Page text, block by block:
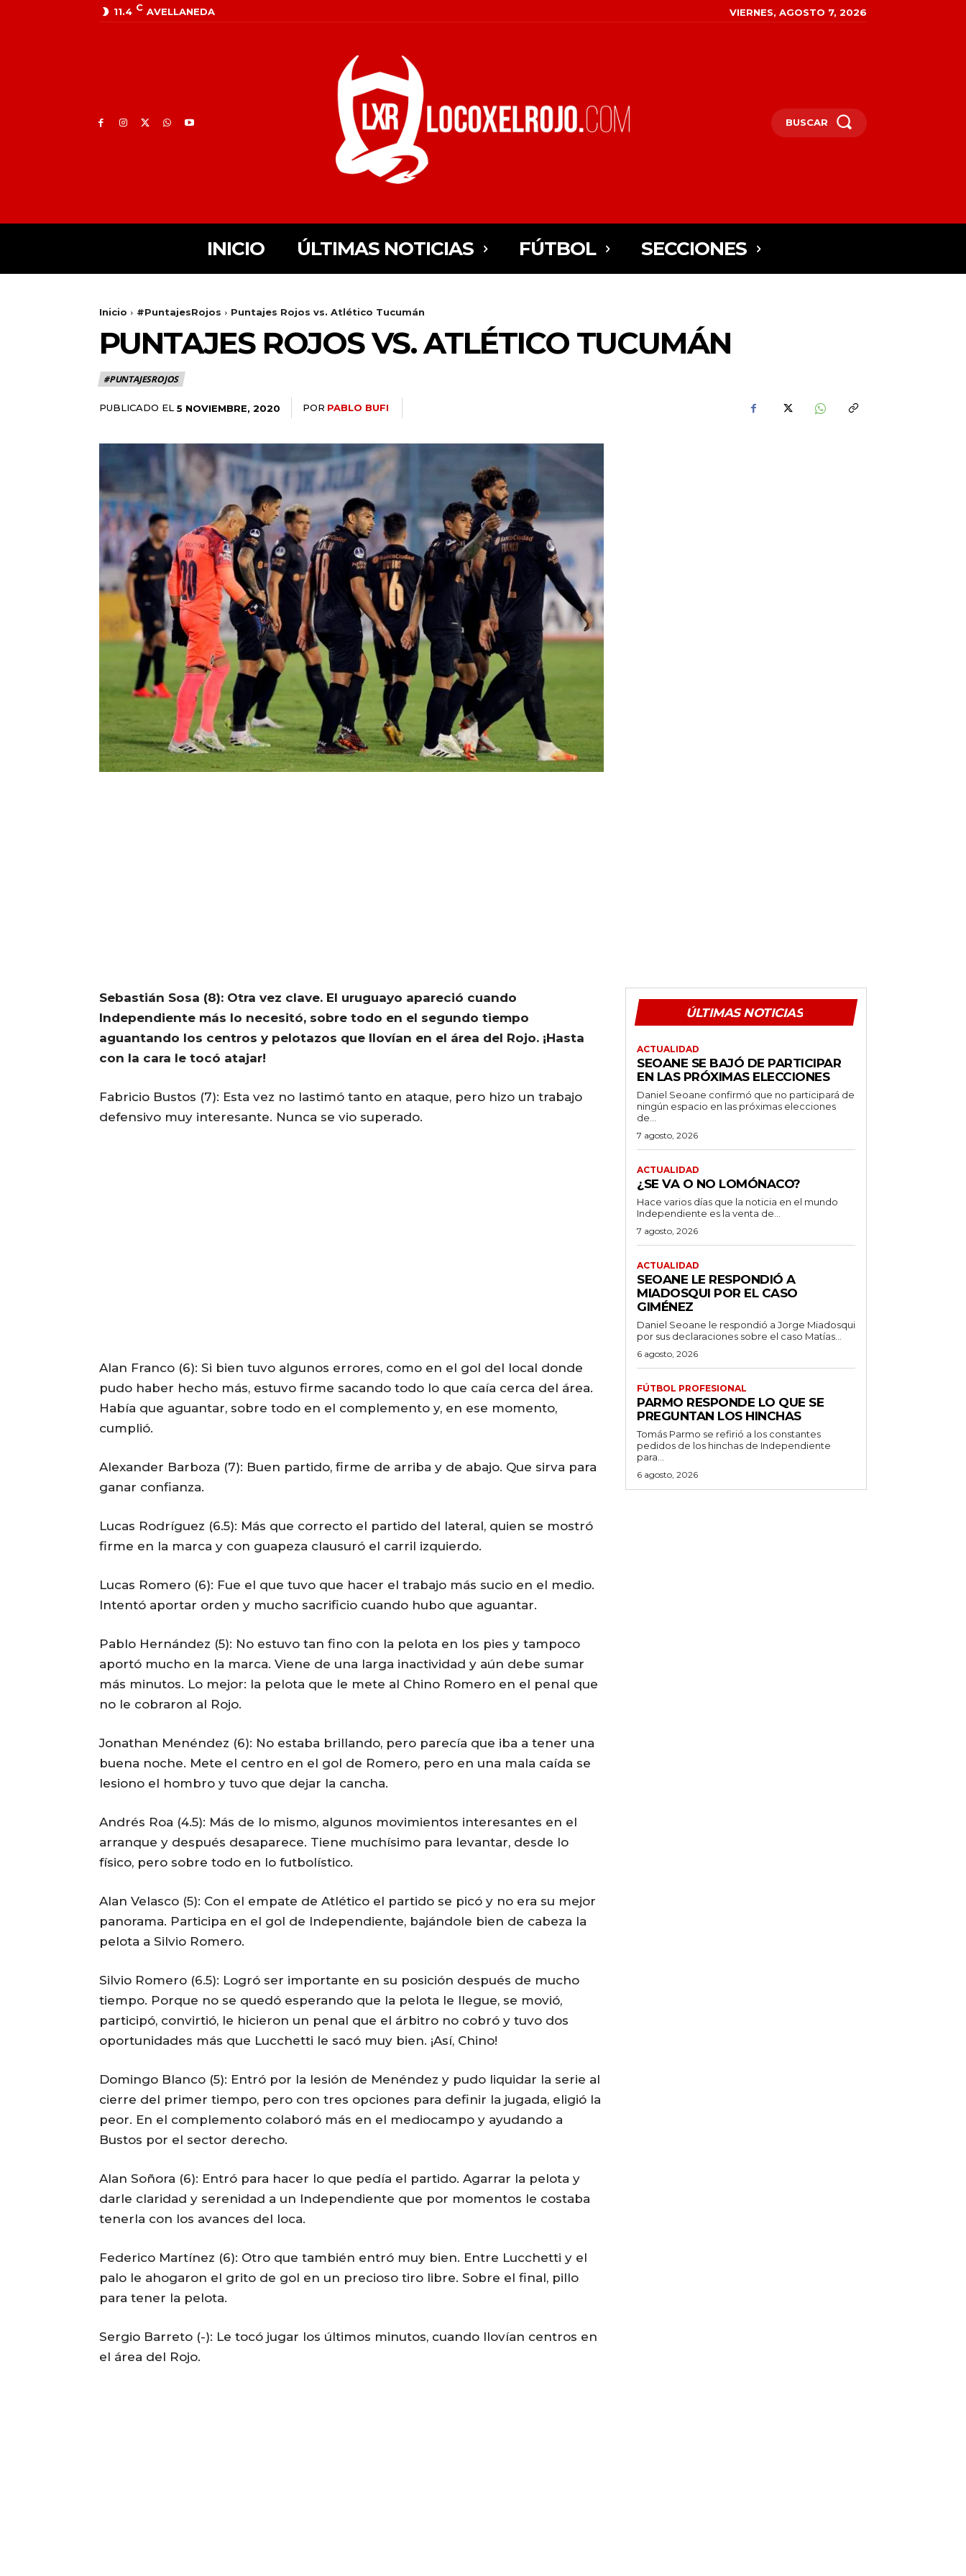
11.4 C AVELLANEDA VIERNES, AGOSTO 7, 2026
BUSCAR
INICIO ÚLTIMAS NOTICIAS FÚTBOL SECCIONES
Inicio #PuntajesRojos Puntajes Rojos vs. Atlético Tucumán
PUNTAJES ROJOS VS. ATLÉTICO TUCUMÁN
#PUNTAJESROJOS
PUBLICADO EL 5 NOVIEMBRE, 2020 POR PABLO BUFI
Sebastián Sosa (8): Otra vez clave. El uruguayo apareció cuando
Independiente más lo necesitó, sobre todo en el segundo tiempo
aguantando los centros y pelotazos que llovían en el área del Rojo. ¡Hasta
con la cara le tocó atajar!
Fabricio Bustos (7): Esta vez no lastimó tanto en ataque, pero hizo un trabajo
defensivo muy interesante. Nunca se vio superado.
Alan Franco (6): Si bien tuvo algunos errores, como en el gol del local donde
pudo haber hecho más, estuvo firme sacando todo lo que caía cerca del área.
Había que aguantar, sobre todo en el complemento y, en ese momento,
cumplió.
Alexander Barboza (7): Buen partido, firme de arriba y de abajo. Que sirva para
ganar confianza.
Lucas Rodríguez (6.5): Más que correcto el partido del lateral, quien se mostró
firme en la marca y con guapeza clausuró el carril izquierdo.
Lucas Romero (6): Fue el que tuvo que hacer el trabajo más sucio en el medio.
Intentó aportar orden y mucho sacrificio cuando hubo que aguantar.
Pablo Hernández (5): No estuvo tan fino con la pelota en los pies y tampoco
aportó mucho en la marca. Viene de una larga inactividad y aún debe sumar
más minutos. Lo mejor: la pelota que le mete al Chino Romero en el penal que
no le cobraron al Rojo.
Jonathan Menéndez (6): No estaba brillando, pero parecía que iba a tener una
buena noche. Mete el centro en el gol de Romero, pero en una mala caída se
lesiono el hombro y tuvo que dejar la cancha.
Andrés Roa (4.5): Más de lo mismo, algunos movimientos interesantes en el
arranque y después desaparece. Tiene muchísimo para levantar, desde lo
físico, pero sobre todo en lo futbolístico.
Alan Velasco (5): Con el empate de Atlético el partido se picó y no era su mejor
panorama. Participa en el gol de Independiente, bajándole bien de cabeza la
pelota a Silvio Romero.
Silvio Romero (6.5): Logró ser importante en su posición después de mucho
tiempo. Porque no se quedó esperando que la pelota le llegue, se movió,
participó, convirtió, le hicieron un penal que el árbitro no cobró y tuvo dos
oportunidades más que Lucchetti le sacó muy bien. ¡Así, Chino!
Domingo Blanco (5): Entró por la lesión de Menéndez y pudo liquidar la serie al
cierre del primer tiempo, pero con tres opciones para definir la jugada, eligió la
peor. En el complemento colaboró más en el mediocampo y ayudando a
Bustos por el sector derecho.
Alan Soñora (6): Entró para hacer lo que pedía el partido. Agarrar la pelota y
darle claridad y serenidad a un Independiente que por momentos le costaba
tenerla con los avances del loca.
Federico Martínez (6): Otro que también entró muy bien. Entre Lucchetti y el
palo le ahogaron el grito de gol en un precioso tiro libre. Sobre el final, pillo
para tener la pelota.
Sergio Barreto (-): Le tocó jugar los últimos minutos, cuando llovían centros en
el área del Rojo.
ÚLTIMAS NOTICIAS
ACTUALIDAD
SEOANE SE BAJÓ DE PARTICIPAR
EN LAS PRÓXIMAS ELECCIONES
Daniel Seoane confirmó que no participará de
ningún espacio en las próximas elecciones
de...
7 agosto, 2026
ACTUALIDAD
¿SE VA O NO LOMÓNACO?
Hace varios días que la noticia en el mundo
Independiente es la venta de...
7 agosto, 2026
ACTUALIDAD
SEOANE LE RESPONDIÓ A
MIADOSQUI POR EL CASO
GIMÉNEZ
Daniel Seoane le respondió a Jorge Miadosqui
por sus declaraciones sobre el caso Matías...
6 agosto, 2026
FÚTBOL PROFESIONAL
PARMO RESPONDE LO QUE SE
PREGUNTAN LOS HINCHAS
Tomás Parmo se refirió a los constantes
pedidos de los hinchas de Independiente
para...
6 agosto, 2026